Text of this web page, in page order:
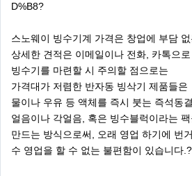
D%B8?
스노웨이 빙수기계 가격은 창업에 부담
상세한 견적은 이메일이나 전화, 카톡으
빙수기를 마련할 시 주의할 점으로는
가격대가 저렴한 반자동 빙삭기 제품들은
물이나 우유 등 액체를 즉시 붓는 즉석동
얼음이나 각얼음, 혹은 빙수블럭이라는
만드는 방식으로써, 오래 영업 하기에 번
수 영업을 할 수 없는 불편함이 있습니다.?